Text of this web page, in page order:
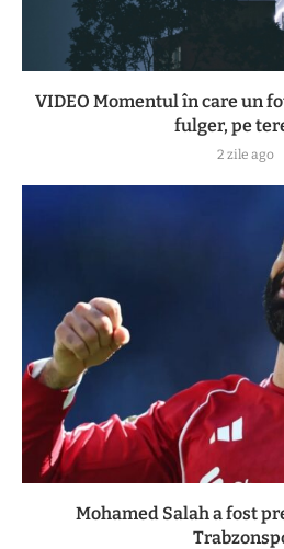
VIDEO Momentul în care un
fulger, pe
2 zile ago
Mohamed Salah a fost